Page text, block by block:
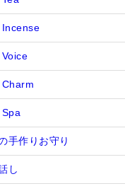
手作りお守り
し